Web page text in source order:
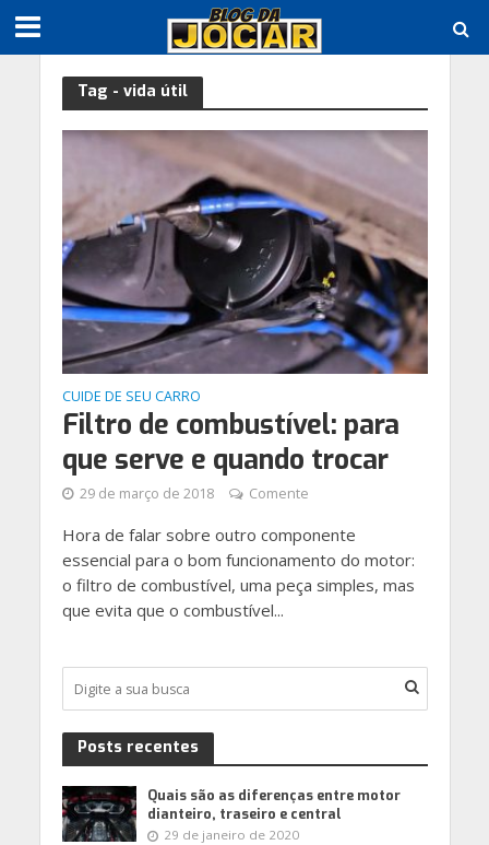
Tag - vida útil
CUIDE DE SEU CARRO
Filtro de combustível: para
que serve e quando trocar
29 de março de 2018 Comente
Hora de falar sobre outro componente
essencial para o bom funcionamento do motor:
o filtro de combustível, uma peça simples, mas
que evita que o combustível...
Posts recentes
Quais são as diferenças entre motor
dianteiro, traseiro e central
29 de janeiro de 2020